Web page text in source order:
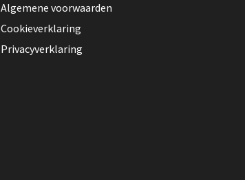
Algemene voorwaarden
Cookieverklaring
Privacyverklaring